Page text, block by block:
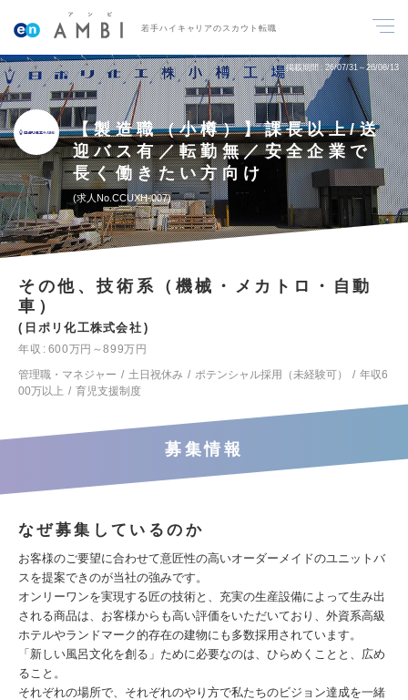
若手ハイキャリアのスカウト転職
掲載期間 26/07/31～26/08/13
【製造職（小樽）】課長以上/送
迎バス有／転勤無／安全企業で
長く働きたい方向け
求人No.CCUXH-007
その他、技術系（機械・メカトロ・自動
車）
日ポリ化工株式会社
年収
600万円～899万円
管理職・マネジャー
土日祝休み ポテンシャル採用（未経験可）
年収6
00万以上
育児支援制度
募集情報
なぜ募集しているのか
お客様のご要望に合わせて意匠性の高いオーダーメイドのユニットバ
スを提案できのが当社の強みです。
オンリーワンを実現する匠の技術と、充実の生産設備によって生み出
される商品は、お客様からも高い評価をいただいており、外資系高級
ホテルやランドマーク的存在の建物にも多数採用されています。
「新しい風呂文化を創る」ために必要なのは、ひらめくことと、広め
ること。
それぞれの場所で、それぞれのやり方で私たちのビジョン達成を一緒